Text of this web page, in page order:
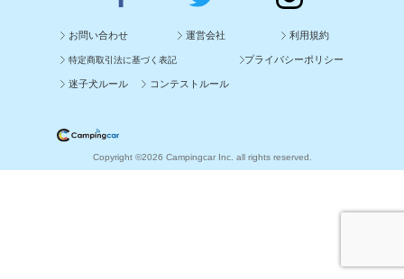
お問い合わせ 運営会社 利用規約
特定商取引法に基づく表記 プライバシーポリシー
迷子犬ルール コンテストルール
Copyright ©2026 Campingcar Inc. all rights reserved.